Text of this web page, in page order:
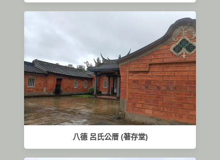
八德 呂氏公厝 (著存堂)